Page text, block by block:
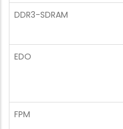
DDR3-SDRAM
EDO
FPM